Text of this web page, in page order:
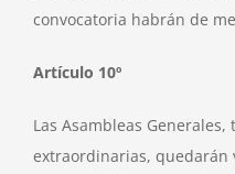
convocatoria habrán de
Artículo 10º
Las Asambleas
extraordinarias, quedarán